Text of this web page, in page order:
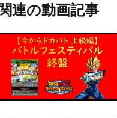
連の動画記事